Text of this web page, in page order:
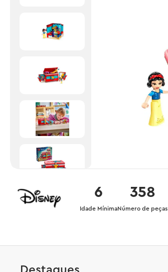
358
Número de peças
6
Idade Mínima